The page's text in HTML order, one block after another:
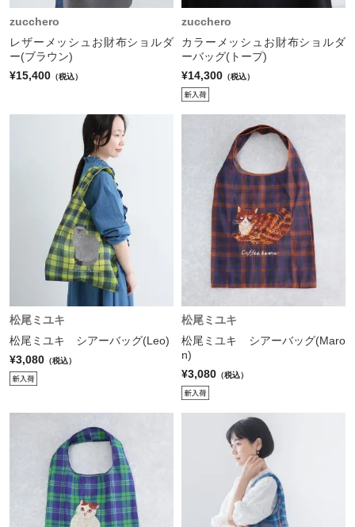
zucchero
レザーメッシュお財布ショルダ
ー(ブラウン)
¥15,400 （税込）
zucchero
カラーメッシュお財布ショルダ
ーバッグ(トープ)
¥14,300 （税込）
松尾ミユキ
松尾ミユキ シアーバッグ(Leo)
¥3,080 （税込）
松尾ミユキ
松尾ミユキ シアーバッグ(Maro
n)
¥3,080 （税込）